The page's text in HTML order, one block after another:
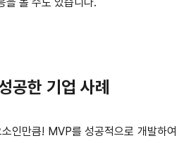
공한 기업 사례
인만큼! MVP를 성공적으로 개발하여